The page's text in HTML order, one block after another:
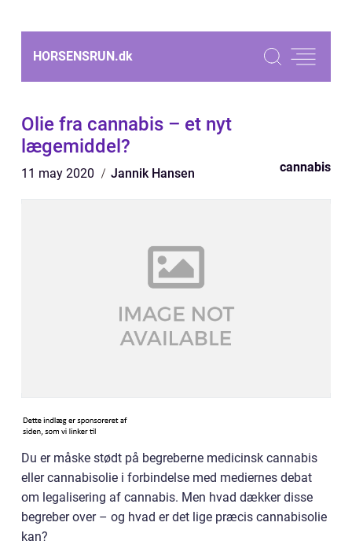
HORSENSRUN.dk
Olie fra cannabis – et nyt
lægemiddel?
11 may 2020 Jannik Hansen cannabis
Du er måske stødt på begreberne medicinsk cannabis
eller cannabisolie i forbindelse med mediernes debat
om legalisering af cannabis. Men hvad dækker disse
begreber over – og hvad er det lige præcis cannabisolie
kan?